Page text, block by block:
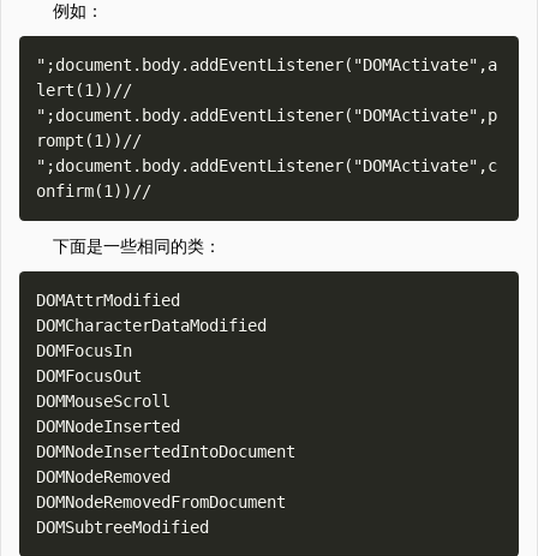
例如：
";document.body.addEventListener("DOMActivate",a
lert(1))//
";document.body.addEventListener("DOMActivate",p
rompt(1))//
";document.body.addEventListener("DOMActivate",c
下面是一些相同的类：
DOMAttrModified
DOMCharacterDataModified
DOMFocusIn
DOMFocusOut
DOMMouseScroll
DOMNodeInserted
DOMNodeInsertedIntoDocument
DOMNodeRemoved
DOMNodeRemovedFromDocument